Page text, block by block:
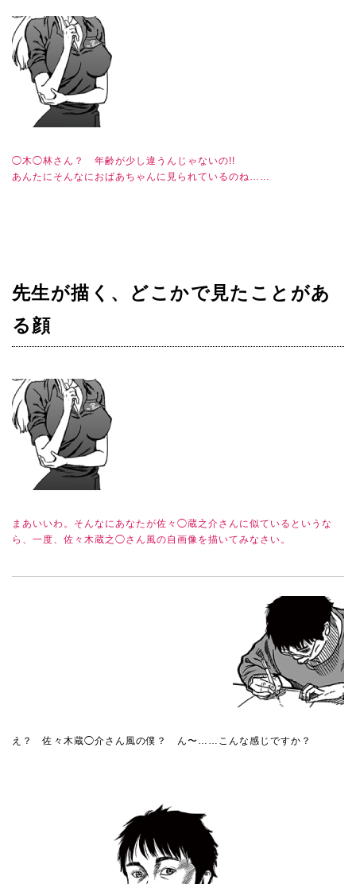
◯木◯林さん？ 年齢が少し違うんじゃないの!!
あんたにそんなにおばあちゃんに見られているのね……
先生が描く、どこかで見たことがあ
る顔
まあいいわ。そんなにあなたが佐々◯蔵之介さんに似ているというな
ら、一度、佐々木蔵之◯さん風の自画像を描いてみなさい。
え？ 佐々木蔵◯介さん風の僕？ ん〜……こんな感じですか？